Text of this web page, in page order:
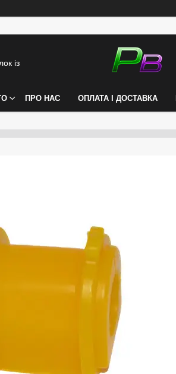
із
ПРО НАС ОПЛАТА І ДОСТАВКА